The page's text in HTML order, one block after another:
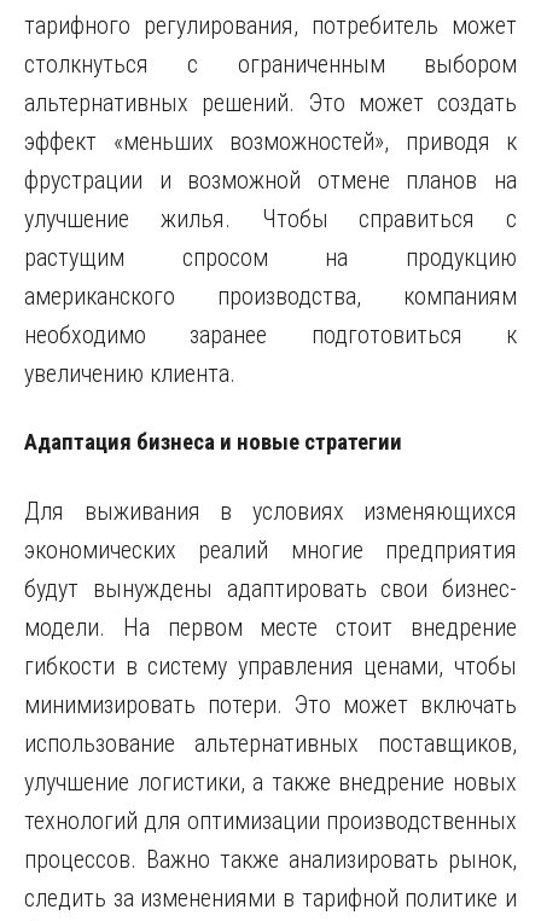
тарифного регулирования, потребитель может
столкнуться с ограниченным выбором
альтернативных решений. Это может создать
эффект «меньших возможностей», приводя к
фрустрации и возможной отмене планов на
улучшение жилья. Чтобы справиться с
растущим спросом на продукцию
американского производства, компаниям
необходимо заранее подготовиться к
увеличению клиента.
Адаптация бизнеса и новые стратегии
Для выживания в условиях изменяющихся
экономических реалий многие предприятия
будут вынуждены адаптировать свои бизнес-
модели. На первом месте стоит внедрение
гибкости в систему управления ценами, чтобы
минимизировать потери. Это может включать
использование альтернативных поставщиков,
улучшение логистики, а также внедрение новых
технологий для оптимизации производственных
процессов. Важно также анализировать рынок,
следить за изменениями в тарифной политике и